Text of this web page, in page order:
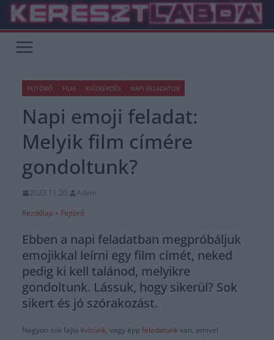
Skip
content
FEJTÖRŐ FILM KVÍZKÉRDÉS NAPI FELADATOK
Napi emoji feladat:
Melyik film címére
gondoltunk?
2023.11.20.
Adam
Kezdőlap » Fejtörő
Ebben a napi feladatban megpróbáljuk
emojikkal leírni egy film címét, neked
pedig ki kell talánod, melyikre
gondoltunk. Lássuk, hogy sikerül? Sok
sikert és jó szórakozást.
Nagyon sok fajta kvízünk, vagy éppfeladatunkvan, amivel